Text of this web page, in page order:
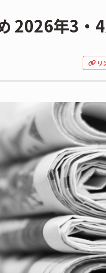
2026年3・
リ